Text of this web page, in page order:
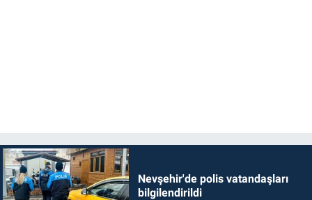
Nevşehir'de polis vatandaşları
bilgilendirildi